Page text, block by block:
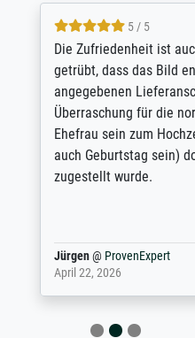
5 / 5
Zufriedenheit ist auch nicht
dass das Bild entgegen
Lieferanschrift
für die normannische
sein zum Hochzeits-
Geburtstag sein) doch nach
wurde.
ProvenExpert
22, 2026